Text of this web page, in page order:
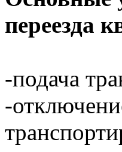
переезда
-подача
-